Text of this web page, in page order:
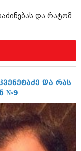
და რატომ
და რას
№9